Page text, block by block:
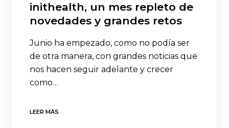
inithealth, un mes repleto de
novedades y grandes retos
Junio ha empezado, como no podía ser
de otra manera, con grandes noticias que
nos hacen seguir adelante y crecer
como…
LEER MÁS